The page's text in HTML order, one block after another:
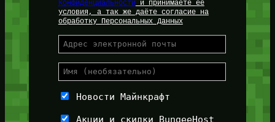
Конфиденциальностии принимаете её
условия, а так же даёте согласие на
обработку Персональных Данных
Новости Майнкрафт
Акции и скидки BungeeHost